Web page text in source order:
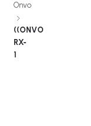
Onvo
((ONVO
RX-
1